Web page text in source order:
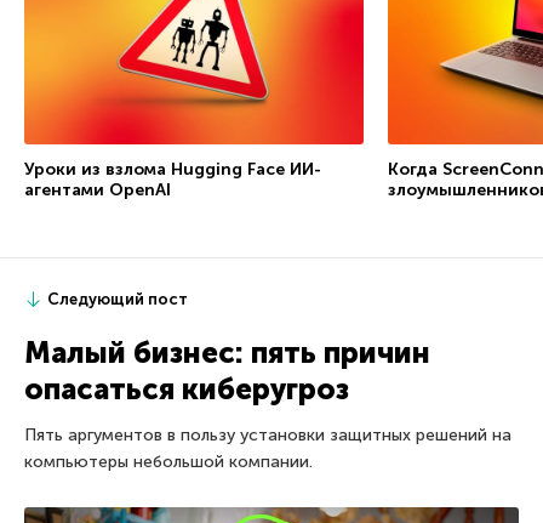
Уроки из взлома Hugging Face ИИ-
агентами OpenAI
Когда
Следующий пост
Малый бизнес: пять причин
опасаться киберугроз
Пять аргументов в пользу установки защитных решений на
компьютеры небольшой компании.